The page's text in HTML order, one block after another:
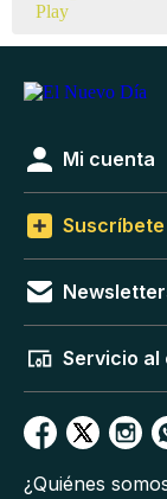
Mi cuenta
Suscríbete
Servicio al
¿Quiénes